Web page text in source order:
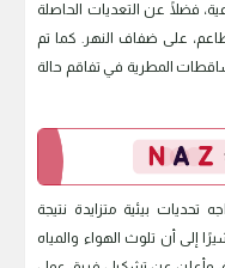
فضلًا عن التعديات الحاصلة
على ضفاف النهر. كما تم
المطرية في تفاقم حالة
تحديات بيئية متزايدة نتيجة
إلى أن تلوث الهواء والمياه